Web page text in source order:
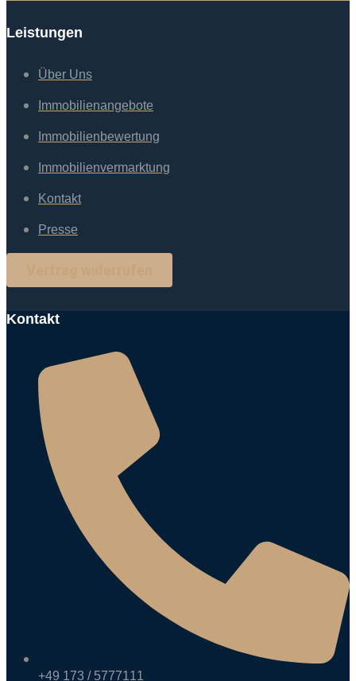
Leistungen
Über Uns
Immobilienangebote
Immobilienbewertung
Immobilienvermarktung
Kontakt
Presse
Kontakt
+49 173 / 5777111